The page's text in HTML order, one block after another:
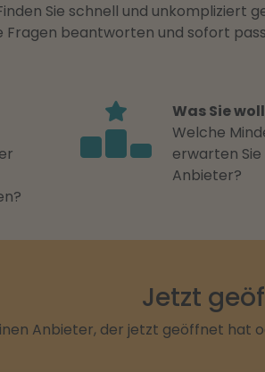
Sie schnell und unkompliziert
beantworten und sofort
Was Sie
Welche
erwarten
Anbieter?
Jetzt
Anbieter, der jetzt geöffnet hat